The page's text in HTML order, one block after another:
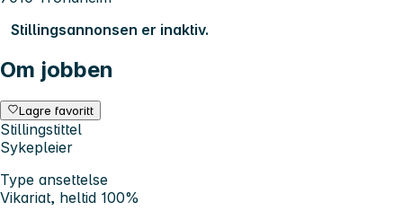
Stillingsannonsen er inaktiv.
Om jobben
Lagre favoritt
Stillingstittel
Sykepleier
Type ansettelse
Vikariat, heltid 100%